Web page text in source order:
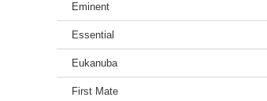
Eminent
Essential
Eukanuba
First Mate